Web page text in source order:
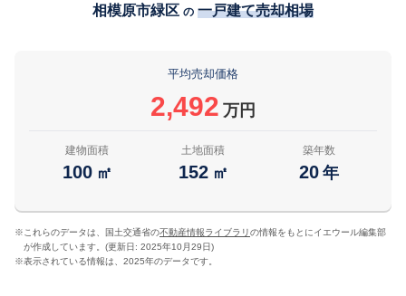
相模原市緑区 の 一戸建て売却相場
平均売却価格
2,492 万円
建物面積
100 ㎡
土地面積
152 ㎡
築年数
20 年
※ これらのデータは、国土交通省の不動産情報ライブラリの情報をもとにイエウール編集部
が作成しています。(更新日: 2025年10月29日)
※表示されている情報は、2025年のデータです。